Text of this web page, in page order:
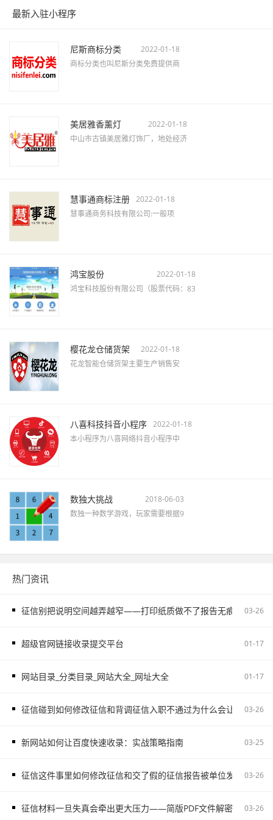
最新入驻小程序
尼斯商标分类
2022-01-18
商标分类也叫尼斯分类免费提供商
美居雅香薰灯
2022-01-18
中山市古镇美居雅灯饰厂，地处经济
慧事通商标注册 2022-01-18
慧事通商务科技有限公司:一般项
鸿宝股份
2022-01-18
鸿宝科技股份有限公司（股票代码：83
樱花龙仓储货架
2022-01-18
花龙智能仓储货架主要生产销售安
八喜科技抖音小程序 2022-01-18
本小程序为八喜网络抖音小程序中
数独大挑战
2018-06-03
数独一种数学游戏，玩家需要根据9
热门资讯
征信别把说明空间越弄越窄——打印纸质做不了报告无痕PS修改和
03-26
超级官网链接收录提交平台 01-17
网站目录_分类目录_网站大全_网址大全 01-17
征信碰到如何修改征信和背调征信入职不通过为什么会让自己更被
03-26
新网站如何让百度快速收录：实战策略指南 03-25
征信这件事里如何修改征信和交了假的征信报告被单位发现容易把
03-26
征信材料一旦失真会牵出更大压力——简版PDF文件解密和入职征
03-26